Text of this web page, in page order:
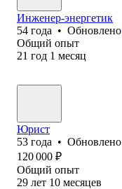
Инженер-энергетик
54 года • Обновлено
Общий опыт
21 год 1 месяц
Юрист
53 года • Обновлено
120 000 ₽
Общий опыт
29 лет 10 месяцев